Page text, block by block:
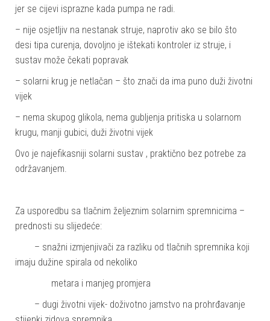
jer se cijevi isprazne kada pumpa ne radi.
– nije osjetljiv na nestanak struje, naprotiv ako se bilo što
desi tipa curenja, dovoljno je ištekati kontroler iz struje, i
sustav može čekati popravak
– solarni krug je netlačan – što znači da ima puno duži životni
vijek
– nema skupog glikola, nema gubljenja pritiska u solarnom
krugu, manji gubici, duži životni vijek
Ovo je najefikasniji solarni sustav , praktično bez potrebe za
održavanjem.
Za usporedbu sa tlačnim željeznim solarnim spremnicima –
prednosti su slijedeće:
– snažni izmjenjivači za razliku od tlačnih spremnika koji
imaju dužine spirala od nekoliko
metara i manjeg promjera
– dugi životni vijek- doživotno jamstvo na prohrđavanje